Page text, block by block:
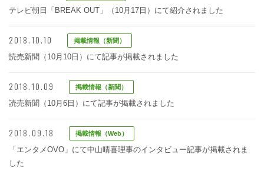
テレビ朝日「BREAK OUT」（10月17日）にて紹介されました
2018.10.10 掲載情報（新聞）
読売新聞（10月10日）にて記事が掲載されました
2018.10.09 掲載情報（新聞）
読売新聞（10月6日）にて記事が掲載されました
2018.09.18 掲載情報（Web）
「エンタメOVO」にて中山晴喜理事のインタビュー記事が掲載されま
した